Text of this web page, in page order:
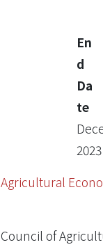
En
d
Da
te
2023
Agricultural
Council of